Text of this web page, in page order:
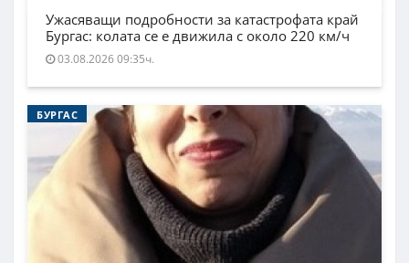
Ужасяващи подробности за катастрофата край
Бургас: колата се е движила с около 220 км/ч
03.08.2026 09:35ч.
БУРГАС